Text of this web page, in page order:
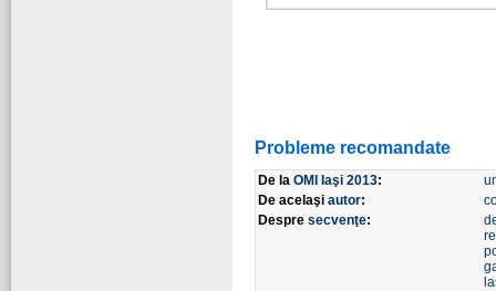
Probleme recomandate
De la OMI Iaşi 2013:
De acelaşi autor:
Despre secvenţe: